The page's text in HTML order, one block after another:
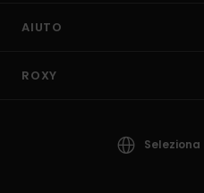
AIUTO
ROXY